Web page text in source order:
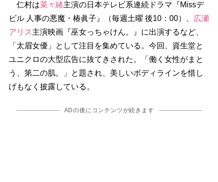
仁村は菜々緒主演の日本テレビ系連続ドラマ『Missデ
ビル 人事の悪魔・椿眞子』（毎週土曜 後10：00）、
広瀬
アリス 主演映画『巫女っちゃけん。』に出演するなど、
「太眉女優」として注目を集めている。今回、資生堂と
ユニクロの大型広告に抜てきされた。「働く女性がまと
う、第二の肌。」と題され、美しいボディラインを惜し
げもなく披露している。
ADの後にコンテンツが続きます